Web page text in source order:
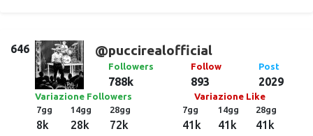
646 @puccirealofficial
Followers
788k
Follow
893
Post
2029
Variazione Followers
7gg
8k
14gg
28k
28gg
72k
Variazione Like
7gg
41k
14gg
41k
28gg
41k